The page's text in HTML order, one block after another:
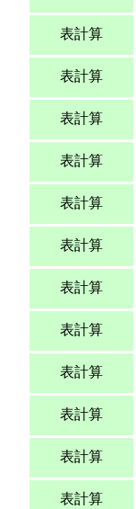
表計算
表計算
表計算
表計算
表計算
表計算
表計算
表計算
表計算
表計算
表計算
表計算